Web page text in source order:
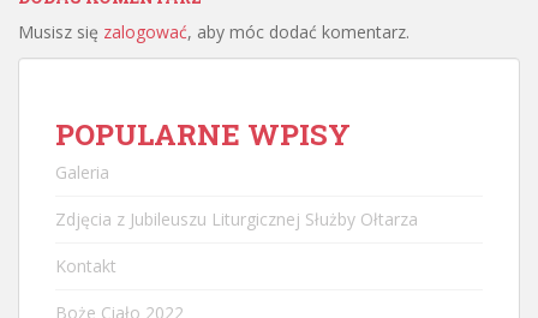
Musisz się zalogować, aby móc dodać komentarz.
POPULARNE WPISY
Galeria
Zdjęcia z Jubileuszu Liturgicznej Służby Ołtarza
Kontakt
Boże Ciało 2022